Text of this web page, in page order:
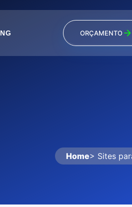
ORÇAMENTO
Home> Sites